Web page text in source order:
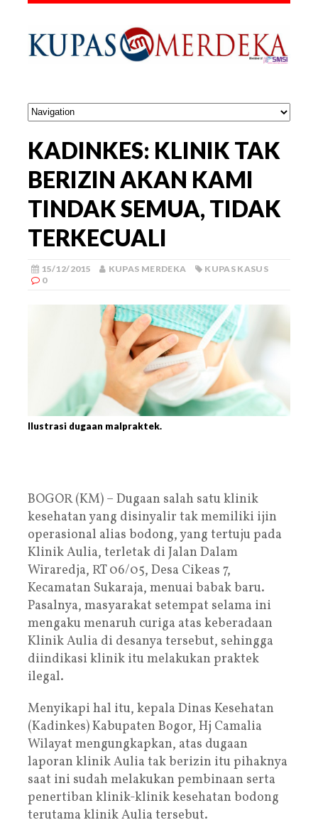
KADINKES: KLINIK TAK
BERIZIN AKAN KAMI
TINDAK SEMUA, TIDAK
TERKECUALI
15/12/2015 KUPAS MERDEKA
KUPAS KASUS
0
Ilustrasi dugaan malpraktek.
BOGOR (KM) – Dugaan salah satu klinik
kesehatan yang disinyalir tak memiliki ijin
operasional alias bodong, yang tertuju pada
Klinik Aulia, terletak di Jalan Dalam
Wiraredja, RT 06/05, Desa Cikeas 7,
Kecamatan Sukaraja, menuai babak baru.
Pasalnya, masyarakat setempat selama ini
mengaku menaruh curiga atas keberadaan
Klinik Aulia di desanya tersebut, sehingga
diindikasi klinik itu melakukan praktek
ilegal.
Menyikapi hal itu, kepala Dinas Kesehatan
(Kadinkes) Kabupaten Bogor, Hj Camalia
Wilayat mengungkapkan, atas dugaan
laporan klinik Aulia tak berizin itu pihaknya
saat ini sudah melakukan pembinaan serta
penertiban klinik-klinik kesehatan bodong
terutama klinik Aulia tersebut.